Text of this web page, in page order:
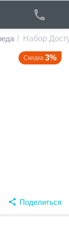
/ Набор
Скидка 3%
Поделиться